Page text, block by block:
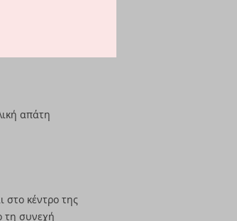
απάτη
στο κέντρο της
τη συνεχή